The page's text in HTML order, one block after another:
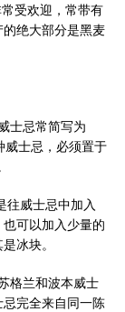
受欢迎，常带有
绝大部分是黑麦
士忌常简写为
威士忌，必须置于
往威士忌中加入
可以加入少量的
冰块。
格兰和波本威士
完全来自同一陈